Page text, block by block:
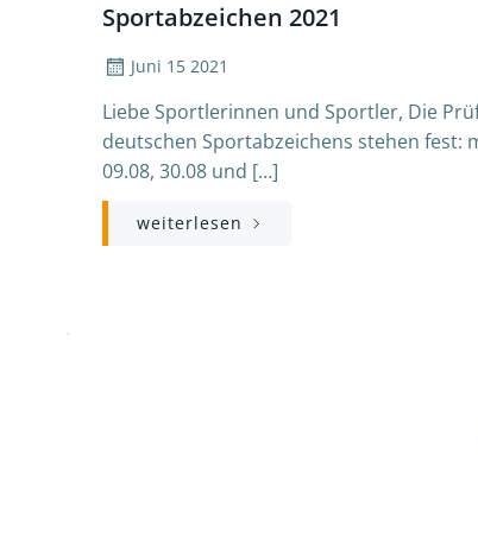
Sportabzeichen 2021
Juni 15 2021
Liebe Sportlerinnen und Sportler, Die
deutschen Sportabzeichens stehen fest:
09.08, 30.08 und […]
weiterlesen